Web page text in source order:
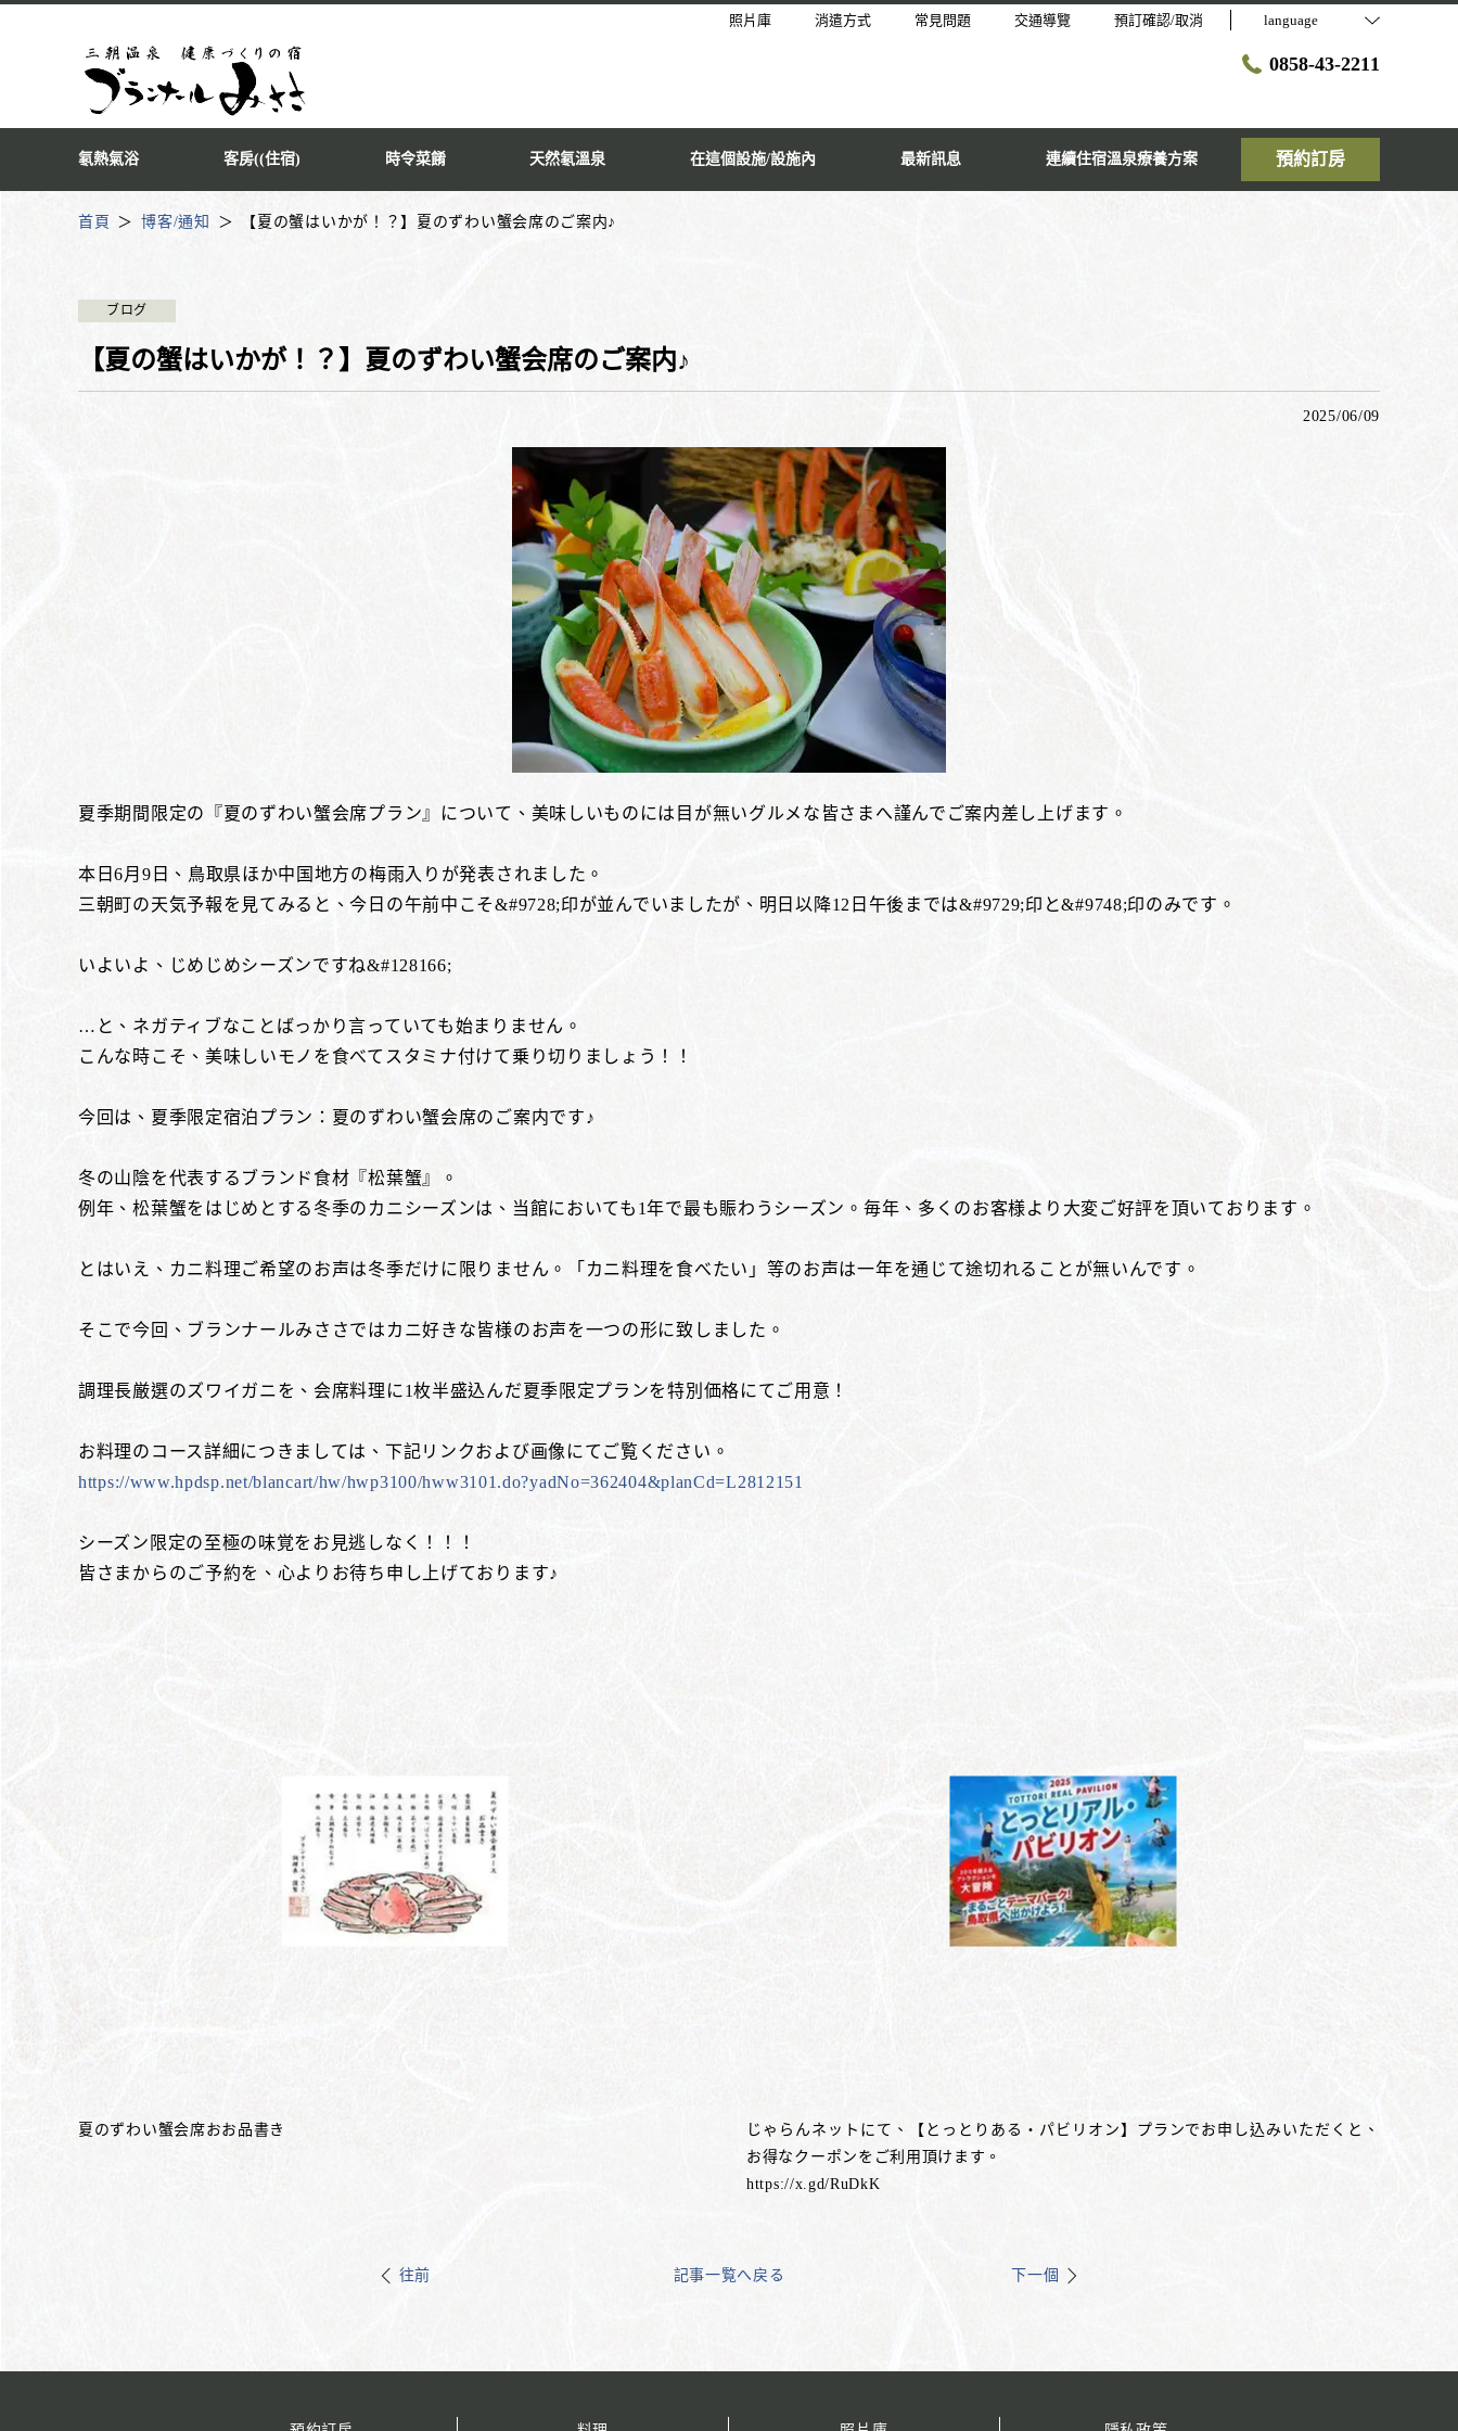
照片庫 消遣方式 常見問題 交通導覽 預訂確認/取消 language
0858-43-2211
氡熱氣浴 客房((住宿) 時令菜餚 天然氡溫泉 在這個設施/設施內 最新訊息 連續住宿溫泉療養方案 預約訂房
首頁 博客/通知 【夏の蟹はいかが！？】夏のずわい蟹会席のご案内♪
ブログ
【夏の蟹はいかが！？】夏のずわい蟹会席のご案内♪
2025/06/09
夏季期間限定の『夏のずわい蟹会席プラン』について、美味しいものには目が無いグルメな皆さまへ謹んでご案内差し上げます。
本日6月9日、鳥取県ほか中国地方の梅雨入りが発表されました。
三朝町の天気予報を見てみると、今日の午前中こそ&#9728;印が並んでいましたが、明日以降12日午後までは&#9729;印と&#9748;印のみです。
いよいよ、じめじめシーズンですね&#128166;
…と、ネガティブなことばっかり言っていても始まりません。
こんな時こそ、美味しいモノを食べてスタミナ付けて乗り切りましょう！！
今回は、夏季限定宿泊プラン：夏のずわい蟹会席のご案内です♪
冬の山陰を代表するブランド食材『松葉蟹』。
例年、松葉蟹をはじめとする冬季のカニシーズンは、当館においても1年で最も賑わうシーズン。毎年、多くのお客様より大変ご好評を頂いております。
とはいえ、カニ料理ご希望のお声は冬季だけに限りません。「カニ料理を食べたい」等のお声は一年を通じて途切れることが無いんです。
そこで今回、ブランナールみささではカニ好きな皆様のお声を一つの形に致しました。
調理長厳選のズワイガニを、会席料理に1枚半盛込んだ夏季限定プランを特別価格にてご用意！
お料理のコース詳細につきましては、下記リンクおよび画像にてご覧ください。
https://www.hpdsp.net/blancart/hw/hwp3100/hww3101.do?yadNo=362404&planCd=L2812151
シーズン限定の至極の味覚をお見逃しなく！！！
皆さまからのご予約を、心よりお待ち申し上げております♪
夏のずわい蟹会席おお品書き
じゃらんネットにて、【とっとりある・パビリオン】プランでお申し込みいただくと、
お得なクーポンをご利用頂けます。
https://x.gd/RuDkK
往前 記事一覧へ戻る 下一個